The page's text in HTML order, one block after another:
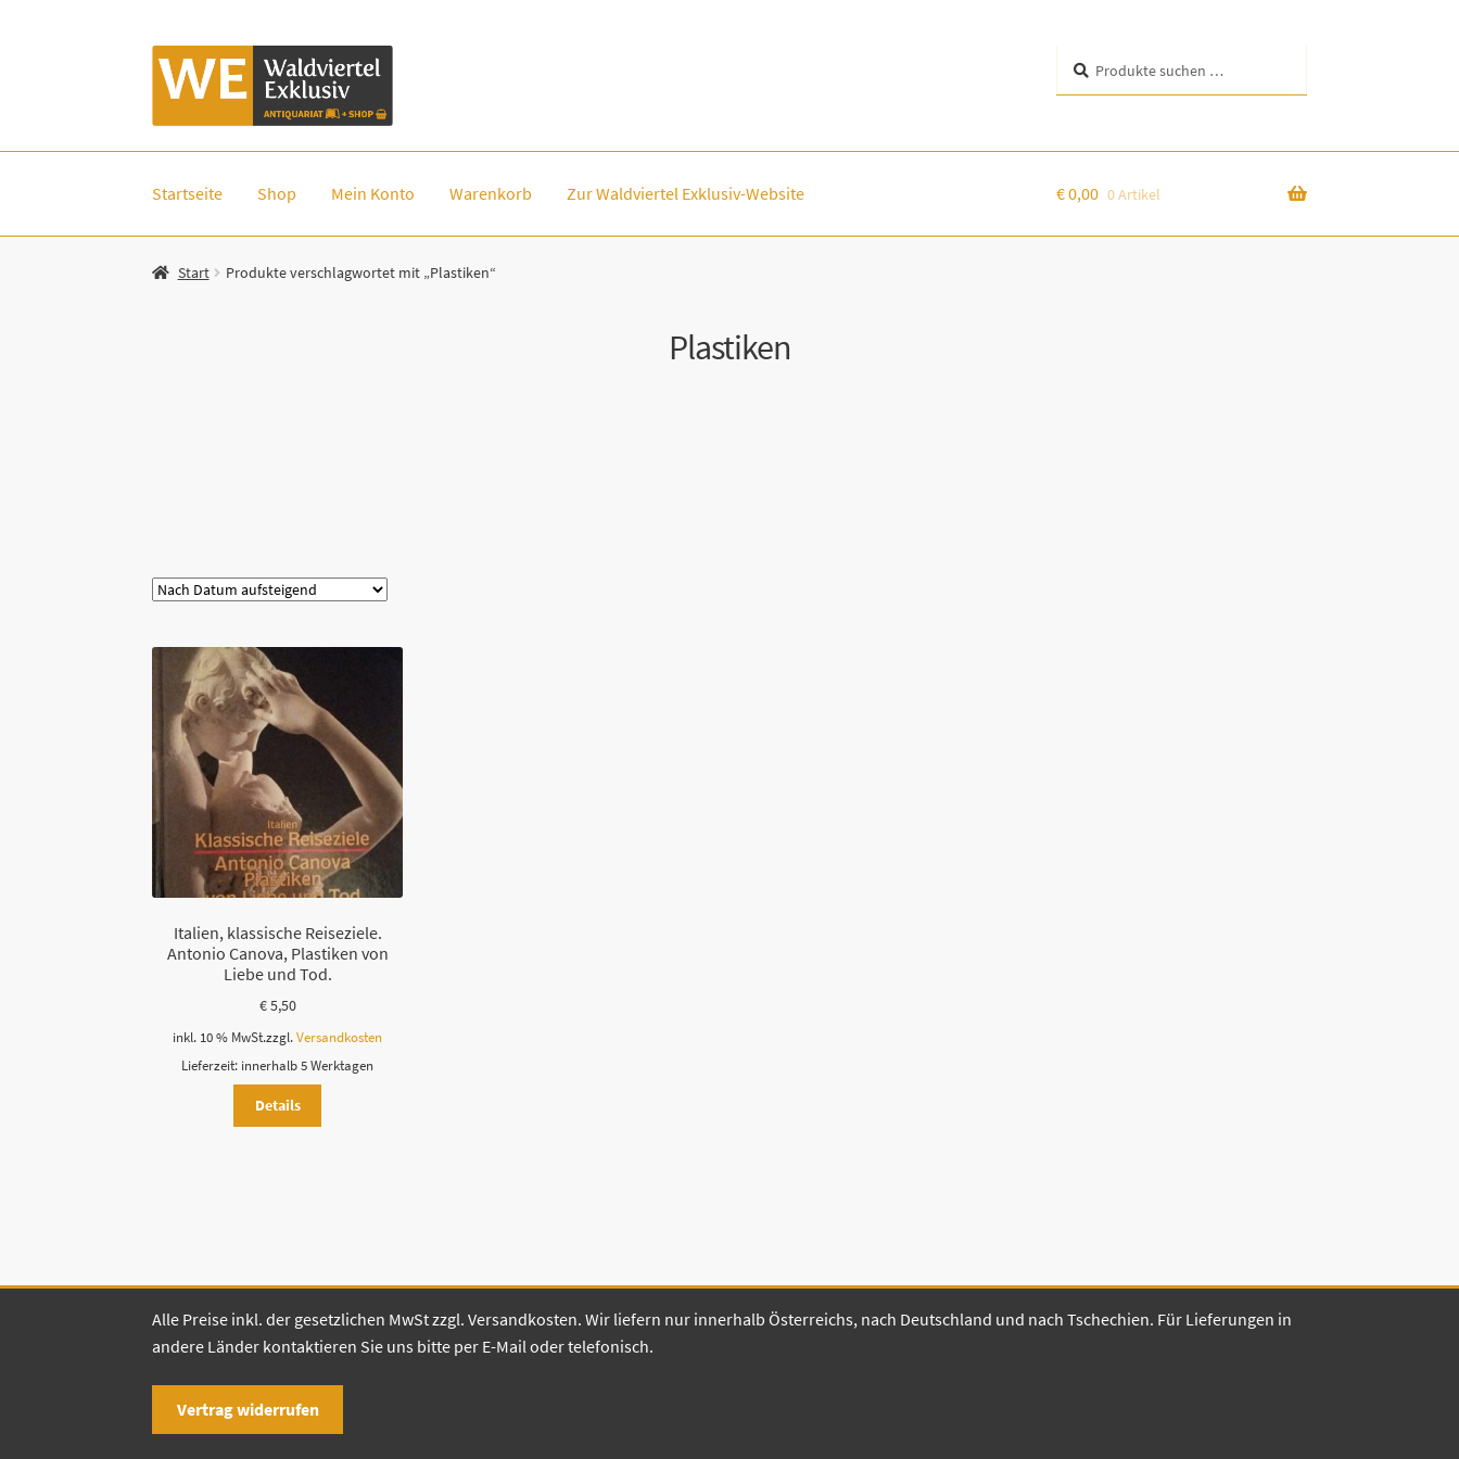
Zur
Navigation
Zum
Inhalt
nach:
Startseite Shop Mein Konto Warenkorb Zur Waldviertel Exklusiv-Website €0,00 0 Artikel
Start Produkte verschlagwortet mit „Plastiken“
Plastiken
Italien, klassische Reiseziele.
Antonio Canova, Plastiken von
Liebe und Tod.
€5,50
inkl. 10 % MwSt.zzgl.Versandkosten
Lieferzeit: innerhalb 5 Werktagen
Details
Alle Preise inkl. der gesetzlichen MwSt zzgl. Versandkosten. Wir liefern nur innerhalb Österreichs, nach Deutschland und nach Tschechien. Für Lieferungen in
andere Länder kontaktieren Sie uns bitte per E-Mail oder telefonisch.
Vertrag widerrufen